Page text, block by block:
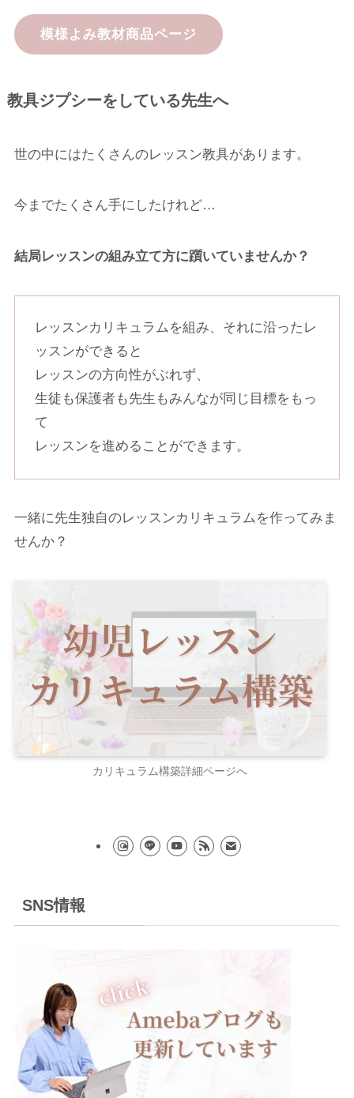
模様よみ教材商品ページ
教具ジプシーをしている先生へ
世の中にはたくさんのレッスン教具があります。
今までたくさん手にしたけれど…
結局レッスンの組み立て方に躓いていませんか？
レッスンカリキュラムを組み、それに沿ったレ
ッスンができると
レッスンの方向性がぶれず、
生徒も保護者も先生もみんなが同じ目標をもっ
て
レッスンを進めることができます。
一緒に先生独自のレッスンカリキュラムを作ってみま
せんか？
カリキュラム構築詳細ページへ
SNS情報